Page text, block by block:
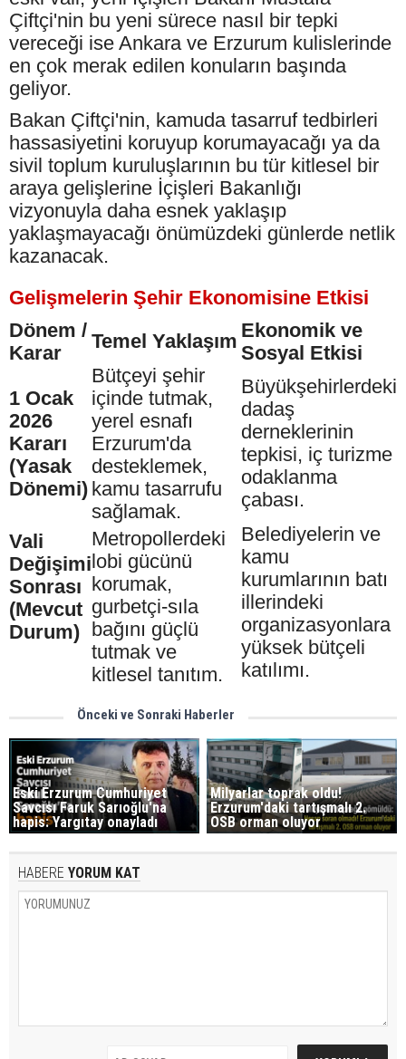
Çiftçi'nin bu yeni sürece nasıl bir tepki
vereceği ise Ankara ve Erzurum kulislerinde
en çok merak edilen konuların başında
geliyor.
Bakan Çiftçi'nin, kamuda tasarruf tedbirleri
hassasiyetini koruyup korumayacağı ya da
sivil toplum kuruluşlarının bu tür kitlesel bir
araya gelişlerine İçişleri Bakanlığı
vizyonuyla daha esnek yaklaşıp
yaklaşmayacağı önümüzdeki günlerde netlik
kazanacak.
Gelişmelerin Şehir Ekonomisine Etkisi
Dönem /
Karar
Temel Yaklaşım Ekonomik ve
Sosyal Etkisi
1 Ocak
2026
Kararı
(Yasak
Dönemi)
Bütçeyi şehir
içinde tutmak,
yerel esnafı
Erzurum'da
desteklemek,
kamu tasarrufu
sağlamak.
Büyükşehirlerdeki
dadaş
derneklerinin
tepkisi, iç turizme
odaklanma
çabası.
Vali
Değişimi
Sonrası
(Mevcut
Durum)
Metropollerdeki
lobi gücünü
korumak,
gurbetçi-sıla
bağını güçlü
tutmak ve
kitlesel tanıtım.
Belediyelerin ve
kamu
kurumlarının batı
illerindeki
organizasyonlara
yüksek bütçeli
katılımı.
Önceki ve Sonraki Haberler
Eski Erzurum Cumhuriyet
Savcısı Faruk Sarıoğlu'na
hapis: Yargıtay onayladı
Milyarlar toprak oldu!
Erzurum'daki tartışmalı 2.
OSB orman oluyor
HABERE YORUM KAT